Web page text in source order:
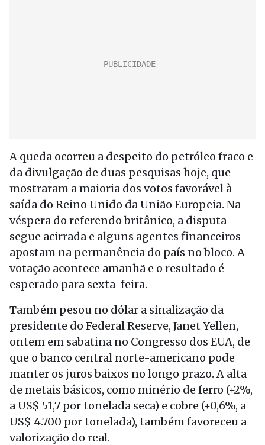
A queda ocorreu a despeito do petróleo fraco e
da divulgação de duas pesquisas hoje, que
mostraram a maioria dos votos favorável à
saída do Reino Unido da União Europeia. Na
véspera do referendo britânico, a disputa
segue acirrada e alguns agentes financeiros
apostam na permanência do país no bloco. A
votação acontece amanhã e o resultado é
esperado para sexta-feira.
Também pesou no dólar a sinalização da
presidente do Federal Reserve, Janet Yellen,
ontem em sabatina no Congresso dos EUA, de
que o banco central norte-americano pode
manter os juros baixos no longo prazo. A alta
de metais básicos, como minério de ferro (+2%,
a US$ 51,7 por tonelada seca) e cobre (+0,6%, a
US$ 4.700 por tonelada), também favoreceu a
valorização do real.